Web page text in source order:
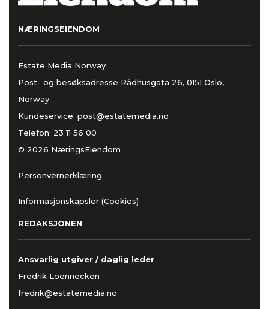
NÆRINGSEIENDOM
Estate Media Norway
Post- og besøksadresse Rådhusgata 26, 0151 Oslo,
Norway
Kundeservice: post@estatemedia.no
Telefon: 23 11 56 00
© 2026 NæringsEiendom
Personvernerklæring
Informasjonskapsler (Cookies)
REDAKSJONEN
Ansvarlig utgiver / daglig leder
Fredrik Loennecken
fredrik@estatemedia.no